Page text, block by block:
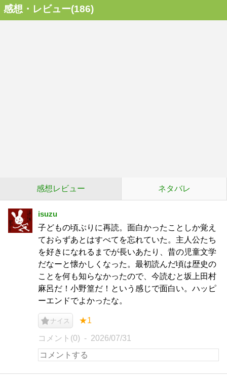
感想・レビュー(186)
感想レビュー ネタバレ
isuzu
子どもの頃ぶりに再読。面白かったことしか覚え
ておらずあとはすべてを忘れていた。主人公たち
を好きになれるまでが長いあたり、昔の児童文学
だなーと懐かしくなった。最初読んだ頃は歴史の
ことを何も知らなかったので、今読むと坂上田村
麻呂だ！小野篁だ！という感じで面白い。ハッピ
ーエンドでよかったな。
ナイス ★1
コメント(0) 2026/07/31